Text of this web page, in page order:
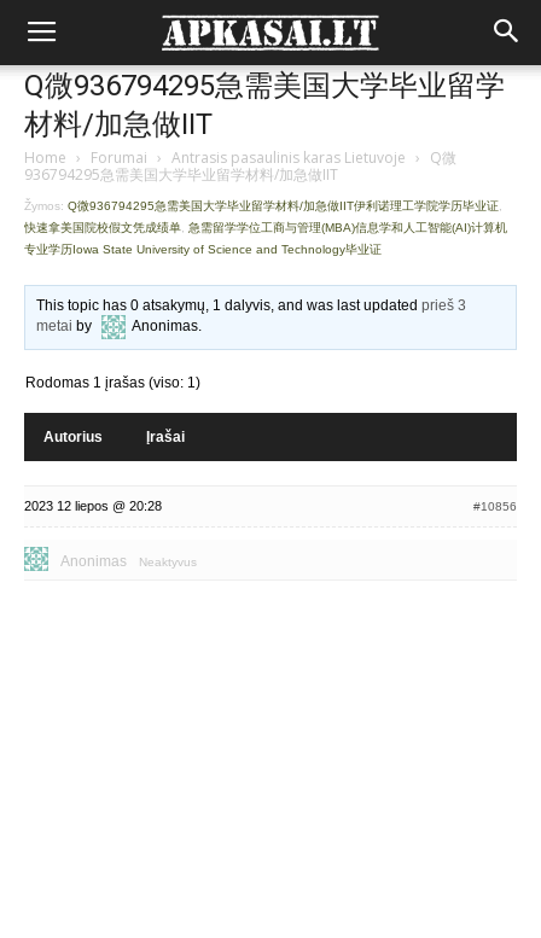
Q微936794295急需美国大学毕业留学
材料/加急做IIT
Home › Forumai › Antrasis pasaulinis karas Lietuvoje › Q微
936794295急需美国大学毕业留学材料/加急做IIT
Žymos: Q微936794295急需美国大学毕业留学材料/加急做IIT伊利诺理工学院学历毕业证
快速拿美国院校假文凭成绩单 急需留学学位工商与管理(MBA)信息学和人工智能(AI)计算机
专业学历Iowa State University of Science and Technology毕业证
This topic has 0 atsakymų, 1 dalyvis, and was last updatedprieš 3
metai by Anonimas.
Rodomas 1 įrašas (viso: 1)
Autorius Įrašai
2023 12 liepos @ 20:28 #10856
Anonimas Neaktyvus